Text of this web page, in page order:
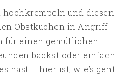
hochkrempeln und diesen
Obstkuchen in Angriff
für einen gemütlichen
bäckst oder einfach
hast – hier ist, wie’s geht: